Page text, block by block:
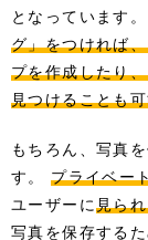
となっています
グ」をつければ
プを作成したり
見つけることも
もちろん、写真
す。プライベー
ユーザーに見ら
写真を保存する